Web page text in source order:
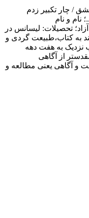
تکبیر زدم
نام
لیسانس در
گردی و
به هفت دهه
آگاهی
یعنی مطالعه و